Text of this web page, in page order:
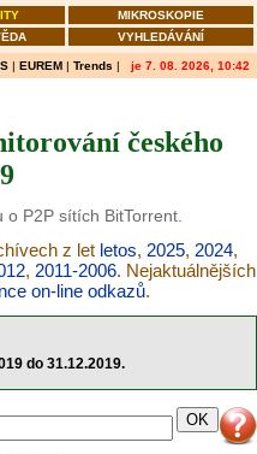
MIKROSKOPIE
VYHLEDÁVÁNÍ
| EUREM | Trends | je 7. 08. 2026, 10:42
českého
P2P sítích BitTorrent.
z let letos, 2025, 2024,
, 2011-2006. Nejaktuálnějších
on-line odkazů.
do 31.12.2019.